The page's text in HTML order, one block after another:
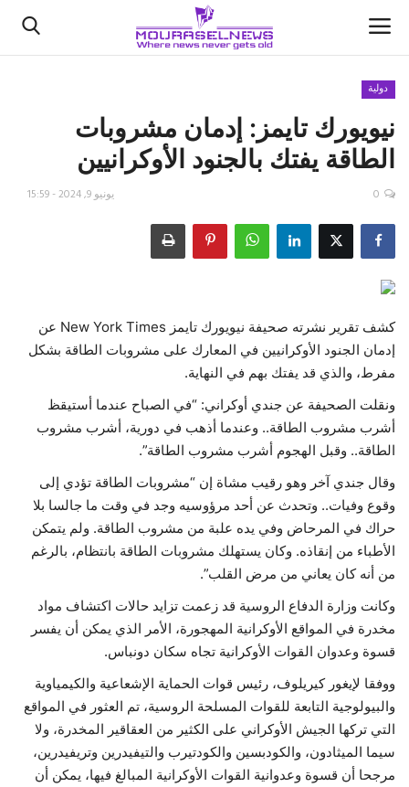
الأخبار
كتّابنا
اقتصاد
رياضة
فيديو
حياة
دولية
نيويورك تايمز: إدمان مشروبات
الطاقة يفتك بالجنود الأوكرانيين
يونيو 9, 2024 - 15:59 0
كشف تقرير نشرته صحيفة نيويورك تايمز New York Times عن
إدمان الجنود الأوكرانيين في المعارك على مشروبات الطاقة بشكل
مفرط، والذي قد يفتك بهم في النهاية.
ونقلت الصحيفة عن جندي أوكراني: “في الصباح عندما أستيقظ
أشرب مشروب الطاقة.. وعندما أذهب في دورية، أشرب مشروب
الطاقة.. وقبل الهجوم أشرب مشروب الطاقة”.
وقال جندي آخر وهو رقيب مشاة إن “مشروبات الطاقة تؤدي إلى
وقوع وفيات.. وتحدث عن أحد مرؤوسيه وجد في وقت ما جالسا بلا
حراك في المرحاض وفي يده علبة من مشروب الطاقة. ولم يتمكن
الأطباء من إنقاذه. وكان يستهلك مشروبات الطاقة بانتظام، بالرغم
من أنه كان يعاني من مرض القلب”.
وكانت وزارة الدفاع الروسية قد زعمت تزايد حالات اكتشاف مواد
مخدرة في المواقع الأوكرانية المهجورة، الأمر الذي يمكن أن يفسر
قسوة وعدوان القوات الأوكرانية تجاه سكان دونباس.
ووفقا لإيغور كيريلوف، رئيس قوات الحماية الإشعاعية والكيمياوية
والبيولوجية التابعة للقوات المسلحة الروسية، تم العثور في المواقع
التي تركها الجيش الأوكراني على الكثير من العقاقير المخدرة، ولا
سيما الميثادون، والكودبسين والكودتيرب والتيفيدرين وتريفيدرين،
مرجحا أن قسوة وعدوانية القوات الأوكرانية المبالغ فيها، يمكن أن